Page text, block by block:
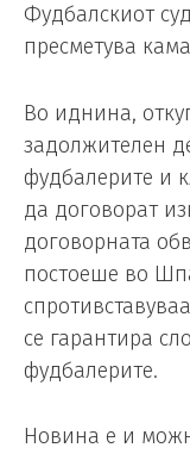
Фудбалскиот
пресметува
Во иднина,
задолжителен
фудбалерите и
да договорат
договорната
постоеше во
се гарантира
фудбалерите.
Новина е и